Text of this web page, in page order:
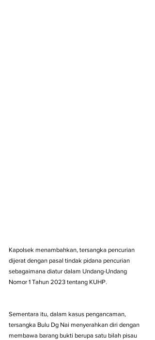
Kapolsek menambahkan, tersangka pencurian
dijerat dengan pasal tindak pidana pencurian
sebagaimana diatur dalam Undang-Undang
Nomor 1 Tahun 2023 tentang KUHP.
Sementara itu, dalam kasus pengancaman,
tersangka Bulu Dg Nai menyerahkan diri dengan
membawa barang bukti berupa satu bilah pisau